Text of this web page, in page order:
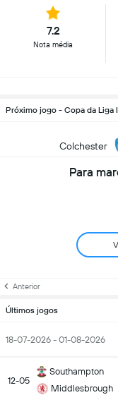
7.2
Nota média
Próximo jogo - Copa da Liga
Colchester
Para
V
Anterior
Últimos jogos
18-07-2026 - 01-08-2026
12-05
Southampton
Middlesbrough